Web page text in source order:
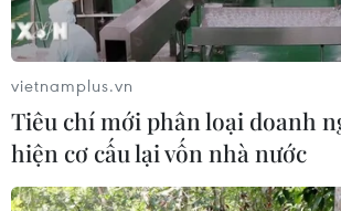
vietnamplus.vn
Tiêu chí mới phân loại doanh
hiện cơ cấu lại vốn nhà nước